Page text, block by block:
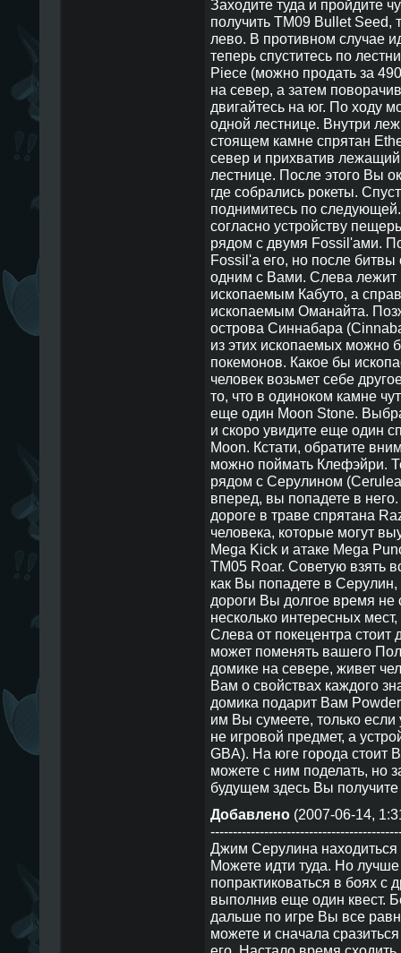
Заходите туда и пройдите
получить TM09 Bullet Seed,
лево. В противном случае
теперь спуститесь по
Piece (можно продать за
на север, а затем
двигайтесь на юг. По ходу
одной лестнице. Внутри
стоящем камне спрятан
север и прихватив
лестнице. После этого Вы
где собрались рокеты.
поднимитесь по
согласно устройству
рядом с двумя Fossil'ами.
Fossil'а его, но после битвы
одним с Вами. Слева
ископаемым Кабуто, а
ископаемым Оманайта.
острова Синнабара
из этих ископаемых можно
покемонов. Какое бы
человек возьмет себе
то, что в одиноком камне
еще один Moon Stone.
и скоро увидите еще один
Moon. Кстати, обратите
можно поймать Клефэйри.
рядом с Серулином
вперед, вы попадете в
дороге в траве спрятана
человека, которые могут
Mega Kick и атаке Mega
TM05 Roar. Советую взять
как Вы попадете в
дороги Вы долгое время
несколько интересных
Слева от покецентра стоит
может поменять вашего
домике на севере, живет
Вам о свойствах каждого
домика подарит Вам
им Вы сумеете, только если
не игровой предмет, а
GBA). На юге города стоит
можете с ним поделать, но
будущем здесь Вы
Добавлено(2007-06-14,
Джим Серулина находиться
Можете идти туда. Но лучше
попрактиковаться в боях с
выполнив еще один квест.
дальше по игре Вы все
можете и сначала